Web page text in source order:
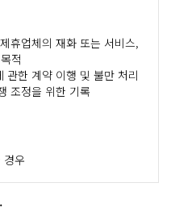
휴업체의 재화 또는 서비스,
적
관한 계약 이행 및 불만 처리
조정을 위한 기록
경우